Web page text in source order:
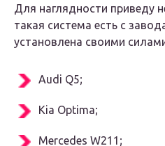
Для наглядности приведу
такая система есть с
установлена своими
Audi Q5;
Kia Optima;
Mercedes W211;